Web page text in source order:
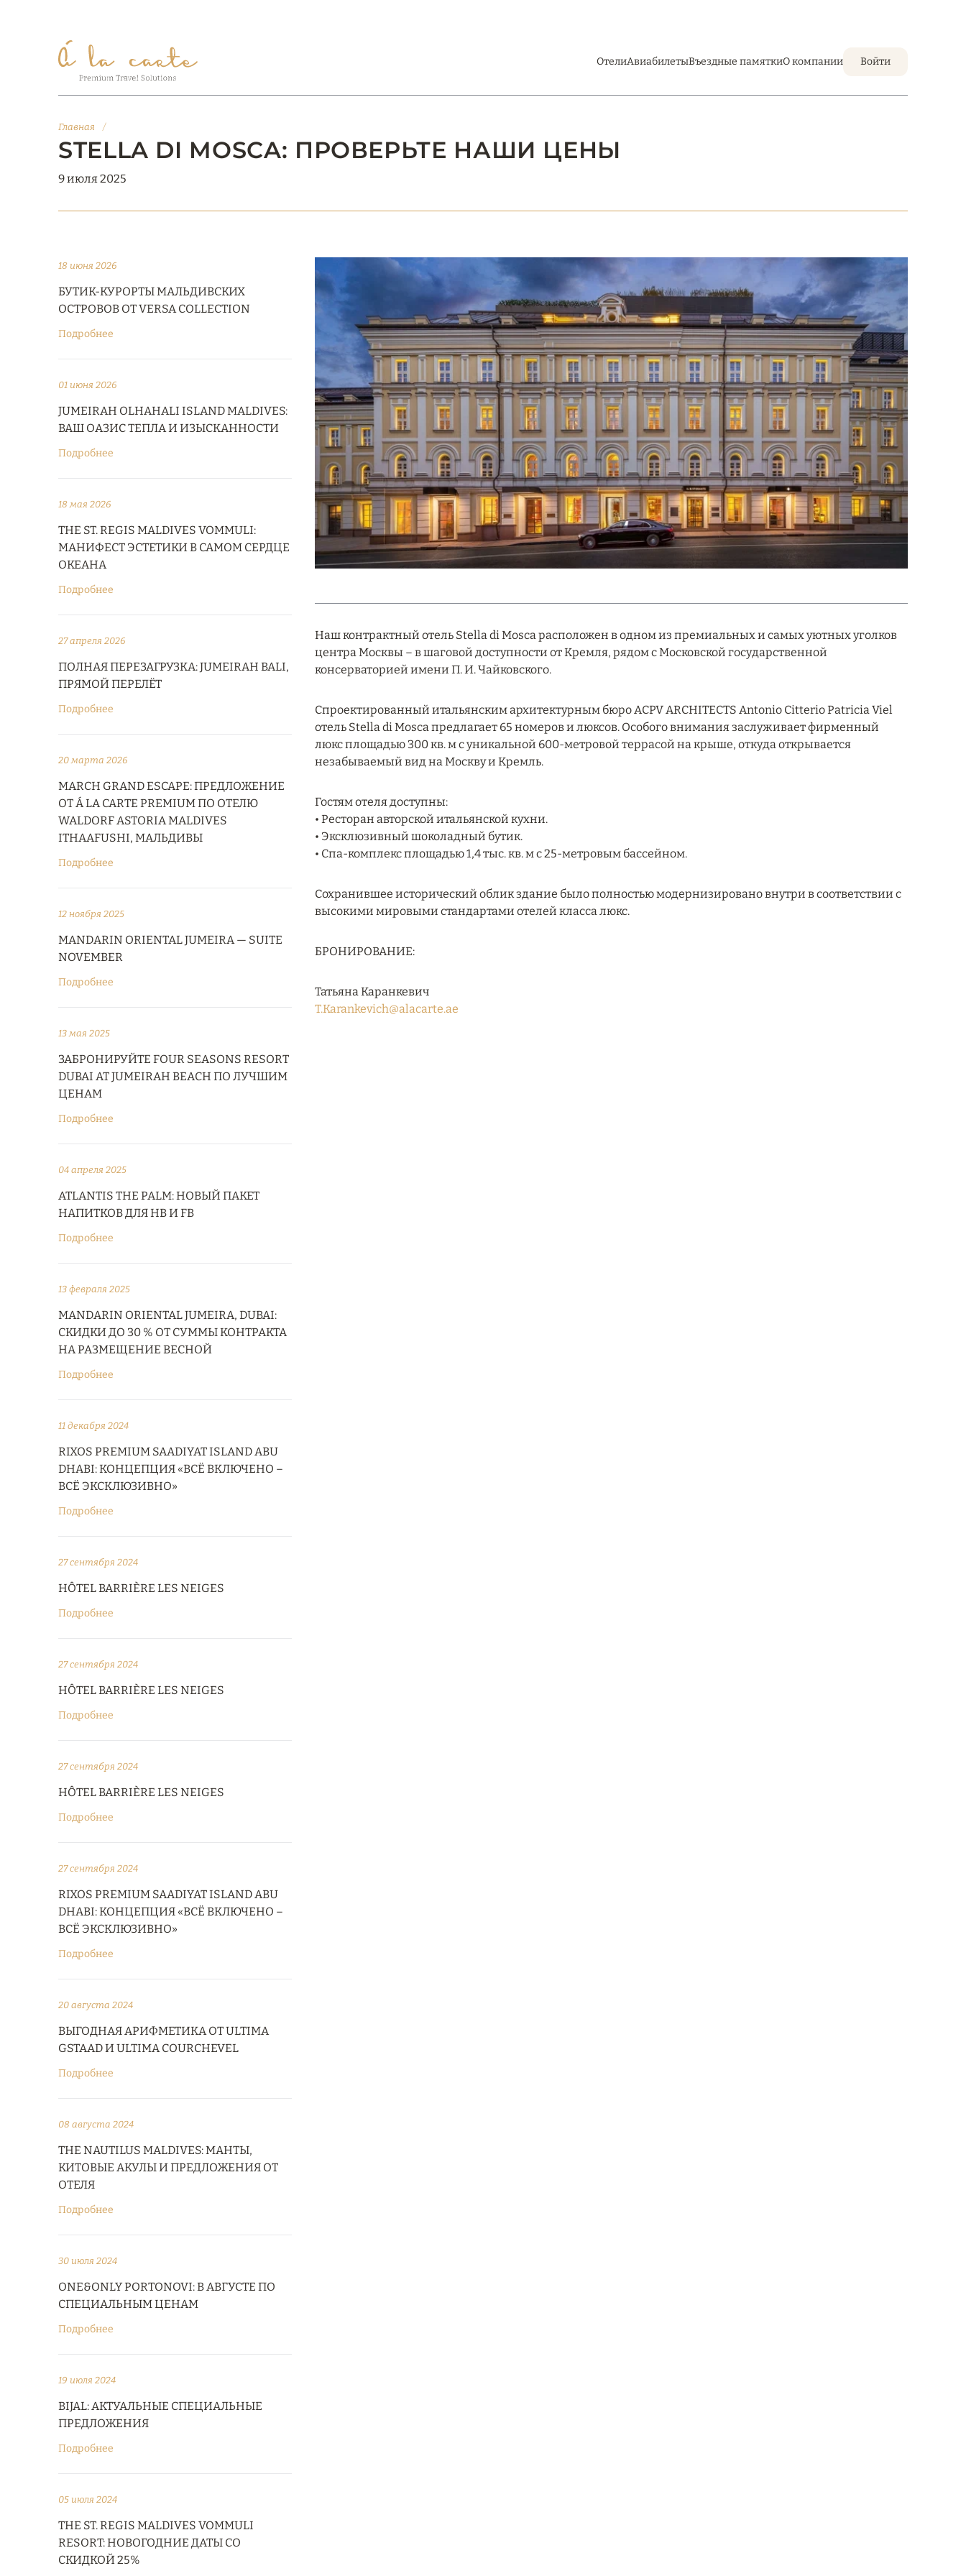
ОтелиАвиабилетыВъездные памяткиО компании Войти
Главная /
STELLA DI MOSCA: ПРОВЕРЬТЕ НАШИ ЦЕНЫ
9 июля 2025
18 июня 2026
БУТИК-КУРОРТЫ МАЛЬДИВСКИХ
ОСТРОВОВ ОТ VERSA COLLECTION
Подробнее
01 июня 2026
JUMEIRAH OLHAHALI ISLAND MALDIVES:
ВАШ ОАЗИС ТЕПЛА И ИЗЫСКАННОСТИ
Подробнее
18 мая 2026
THE ST. REGIS MALDIVES VOMMULI:
МАНИФЕСТ ЭСТЕТИКИ В САМОМ СЕРДЦЕ
ОКЕАНА
Подробнее
27 апреля 2026
ПОЛНАЯ ПЕРЕЗАГРУЗКА: JUMEIRAH BALI,
ПРЯМОЙ ПЕРЕЛЁТ
Подробнее
20 марта 2026
MARCH GRAND ESCAPE: ПРЕДЛОЖЕНИЕ
ОТ Á LA CARTE PREMIUM ПО ОТЕЛЮ
WALDORF ASTORIA MALDIVES
ITHAAFUSHI, МАЛЬДИВЫ
Подробнее
12 ноября 2025
MANDARIN ORIENTAL JUMEIRA — SUITE
NOVEMBER
Подробнее
13 мая 2025
ЗАБРОНИРУЙТЕ FOUR SEASONS RESORT
DUBAI AT JUMEIRAH BEACH ПО ЛУЧШИМ
ЦЕНАМ
Подробнее
04 апреля 2025
ATLANTIS THE PALM: НОВЫЙ ПАКЕТ
НАПИТКОВ ДЛЯ HB И FB
Подробнее
13 февраля 2025
MANDARIN ORIENTAL JUMEIRA, DUBAI:
СКИДКИ ДО 30 % ОТ СУММЫ КОНТРАКТА
НА РАЗМЕЩЕНИЕ ВЕСНОЙ
Подробнее
11 декабря 2024
RIXOS PREMIUM SAADIYAT ISLAND ABU
DHABI: КОНЦЕПЦИЯ «ВСЁ ВКЛЮЧЕНО –
ВСЁ ЭКСКЛЮЗИВНО»
Подробнее
27 сентября 2024
HÔTEL BARRIÈRE LES NEIGES
Подробнее
27 сентября 2024
HÔTEL BARRIÈRE LES NEIGES
Подробнее
27 сентября 2024
HÔTEL BARRIÈRE LES NEIGES
Подробнее
27 сентября 2024
RIXOS PREMIUM SAADIYAT ISLAND ABU
DHABI: КОНЦЕПЦИЯ «ВСЁ ВКЛЮЧЕНО –
ВСЁ ЭКСКЛЮЗИВНО»
Подробнее
20 августа 2024
ВЫГОДНАЯ АРИФМЕТИКА ОТ ULTIMA
GSTAAD И ULTIMA COURCHEVEL
Подробнее
08 августа 2024
THE NAUTILUS MALDIVES: МАНТЫ,
КИТОВЫЕ АКУЛЫ И ПРЕДЛОЖЕНИЯ ОТ
ОТЕЛЯ
Подробнее
30 июля 2024
ONE&ONLY PORTONOVI: В АВГУСТЕ ПО
СПЕЦИАЛЬНЫМ ЦЕНАМ
Подробнее
19 июля 2024
BIJAL: АКТУАЛЬНЫЕ СПЕЦИАЛЬНЫЕ
ПРЕДЛОЖЕНИЯ
Подробнее
05 июля 2024
THE ST. REGIS MALDIVES VOMMULI
RESORT: НОВОГОДНИЕ ДАТЫ СО
СКИДКОЙ 25%
Наш контрактный отель Stella di Mosca расположен в одном из премиальных и самых уютных уголков
центра Москвы – в шаговой доступности от Кремля, рядом с Московской государственной
консерваторией имени П. И. Чайковского.
Спроектированный итальянским архитектурным бюро ACPV ARCHITECTS Antonio Citterio Patricia Viel
отель Stella di Mosca предлагает 65 номеров и люксов. Особого внимания заслуживает фирменный
люкс площадью 300 кв. м с уникальной 600-метровой террасой на крыше, откуда открывается
незабываемый вид на Москву и Кремль.
Гостям отеля доступны:
• Ресторан авторской итальянской кухни.
• Эксклюзивный шоколадный бутик.
• Спа-комплекс площадью 1,4 тыс. кв. м с 25-метровым бассейном.
Сохранившее исторический облик здание было полностью модернизировано внутри в соответствии с
высокими мировыми стандартами отелей класса люкс.
БРОНИРОВАНИЕ:
Татьяна Каранкевич
T.Karankevich@alacarte.ae